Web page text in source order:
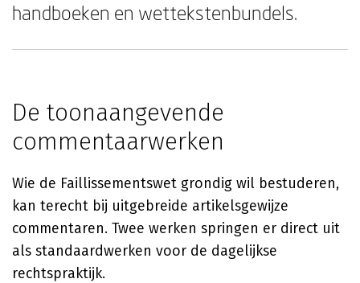
handboeken en wettekstenbundels.
De toonaangevende
commentaarwerken
Wie de Faillissementswet grondig wil bestuderen,
kan terecht bij uitgebreide artikelsgewijze
commentaren. Twee werken springen er direct uit
als standaardwerken voor de dagelijkse
rechtspraktijk.